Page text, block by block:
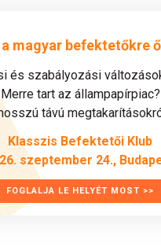
magyar befektetőkre
és szabályozási
Merre tart az állampapírpiac?
távú
Klasszis Befektetői Klub
szeptember 24.,
FOGLALJA LE HELYÉT MOST >>